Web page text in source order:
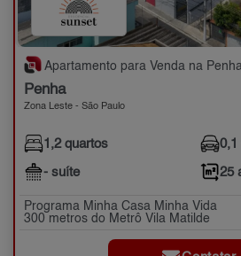
Apartamento para Venda na Penha
Penha
Zona Leste - São Paulo
1,2 quartos
- suíte
0,1
25
Programa Minha Casa Minha Vida
300 metros do Metrô Vila Matilde